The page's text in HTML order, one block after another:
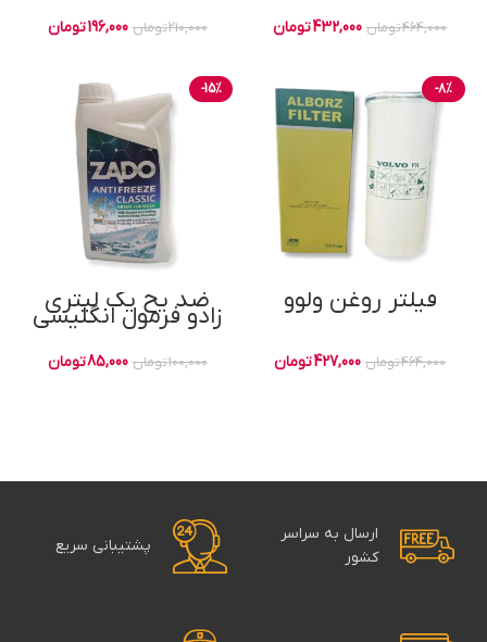
464,000تومان 432,000تومان 210,000تومان 196,000تومان
-8%
فیلتر روغن ولوو
464,000تومان 427,000تومان
-15%
ضد یخ یک لیتری
زادو فرمول انگلیسی
100,000تومان 85,000تومان
ارسال به سراسر
کشور
پشتیبانی سریع